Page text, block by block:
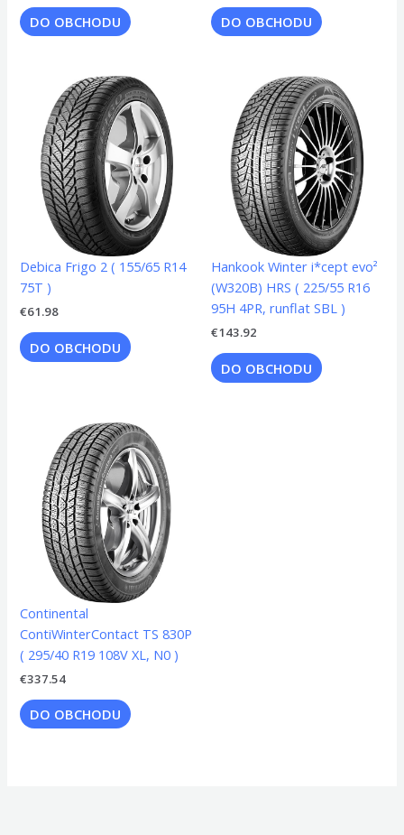
DO OBCHODU DO OBCHODU
Debica Frigo 2 ( 155/65 R14
75T )
€61.98
DO OBCHODU
Hankook Winter i*cept evo²
(W320B) HRS ( 225/55 R16
95H 4PR, runflat SBL )
€143.92
DO OBCHODU
Continental
ContiWinterContact TS 830P
( 295/40 R19 108V XL, N0 )
€337.54
DO OBCHODU